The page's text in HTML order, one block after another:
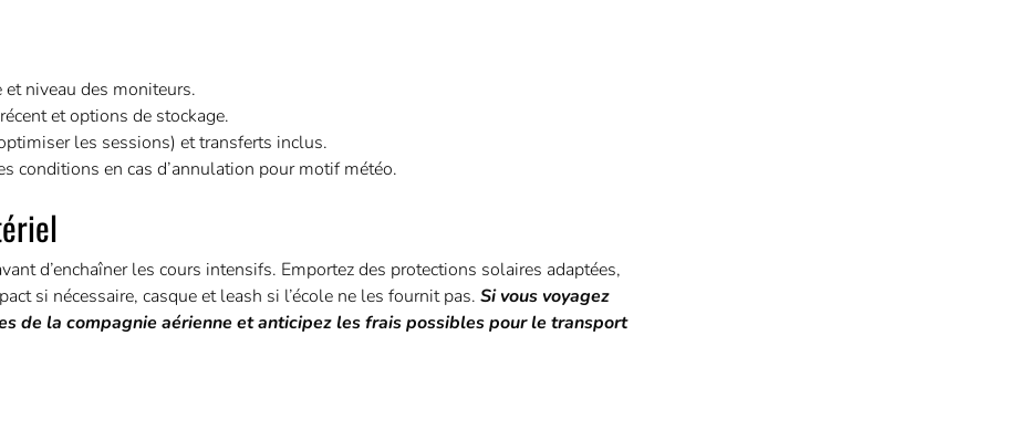
et niveau des moniteurs.
et options de stockage.
les sessions) et transferts inclus.
conditions en cas d’annulation pour motif météo.
d’enchaîner les cours intensifs. Emportez des protections solaires adaptées,
si nécessaire, casque et leash si l’école ne les fournit pas. Si vous voyagez
de la compagnie aérienne et anticipez les frais possibles pour le transport